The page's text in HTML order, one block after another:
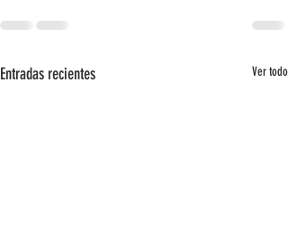
Entradas recientes Ver todo